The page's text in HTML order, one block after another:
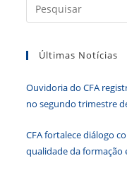
Últimas Notícias
Ouvidoria do CFA
no segundo trimestre
CFA fortalece diálogo
qualidade da formação